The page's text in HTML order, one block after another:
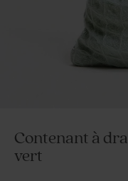
Contenant à
vert